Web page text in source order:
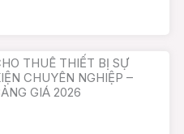
THUÊ THIẾT BỊ SỰ
CHUYÊN NGHIỆP –
GIÁ 2026